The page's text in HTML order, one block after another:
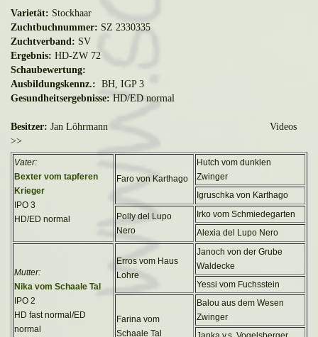
Varietät: Stockhaar
Zuchtbuchnummer: SZ 2330335
Zuchtverband: SV
Ergebnis: HD-ZW 72
Schaubewertung:
Ausbildungskennz.: BH, IGP 3
Gesundheitsergebnisse: HD/ED normal
Besitzer: Jan Löhrmann Videos
>>
Vater:
Bexter vom tapferen
Krieger
IPO 3
HD/ED normal
Faro von Karthago
Hutch vom dunklen
Zwinger
Igruschka von Karthago
Polly del Lupo
Nero
Irko vom Schmiedegarten
Alexia del Lupo Nero
Mutter:
Nika vom Schaale Tal
IPO 2
HD fast normal/ED
normal
Erros vom Haus
Lohre
Janoch von der Grube
Waldecke
Yessi vom Fuchsstein
Farina vom
Schaale Tal
Balou aus dem Wesen
Zwinger